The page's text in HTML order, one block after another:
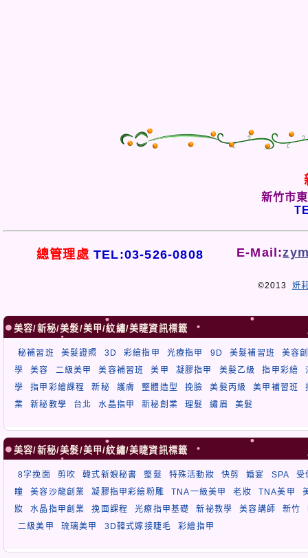
新竹市
總管理處 TEL:03-526-0808 E-Mail:
©2013 妍
美容/新秘/美髮/美甲/紋繡/美睫資訊標籤
秘補習班 美髮證照 3D 彩繪指甲 光療指甲 9D 美髮補習班
美容
學
美容 二級美甲 美容補習班 美甲 凝膠指甲 美髮乙級 指甲彩繪
學
指甲彩繪課程 新秘 護膚 整體造型 挽臉 美髮丙級 美甲補習班
業
新秘教學 台北 水晶指甲 新秘創業 理髮 繡眉 美髮
美容/新秘/美髮/美甲/紋繡/美睫資訊標籤
8字挽面 剪吹 韓式新娘秘書 整髮 特殊活動妝 快剪 婚宴 SPA
受
瞳
美容沙龍創業 凝膠指甲彩繪粉雕 TNA一級美甲 老妝 TNA美甲
妝
水晶指甲創業 挽面課程 光療指甲基礎 新祕教學 美容講師 新竹
二級美甲
琉璃美甲 3D韓式嫁接睫毛 彩繪指甲